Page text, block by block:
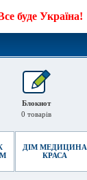
буде Україна!
Блокнот
0 товарів
ДІМ МЕДИЦИНА
КРАСА